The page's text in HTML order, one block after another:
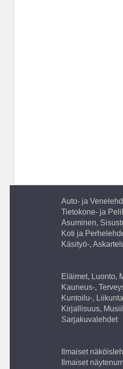
Auto- ja
Tietokone- ja
Asuminen,
Koti ja
Käsityö-,
Eläimet, Luonto,
Kauneus-,
Kuntoilu-,
Kirjallisuus,
Sarjakuvalehdet
Ilmaiset
Ilmaiset